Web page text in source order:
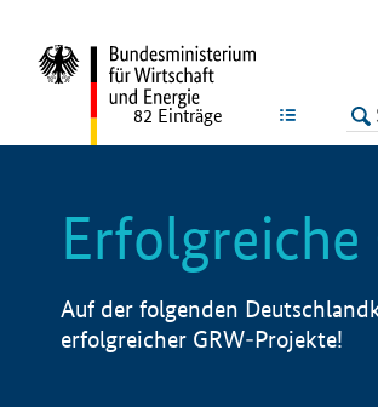
LISTE
82 Einträge
Auf der folgenden
erfolgreicher GRW-Projekte!